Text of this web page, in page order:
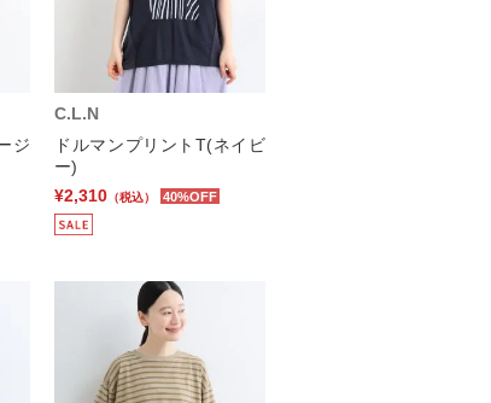
ジ
C.L.N
ドルマンプリントT(ネイビ
ー)
¥2,310 （税込） 40%OFF